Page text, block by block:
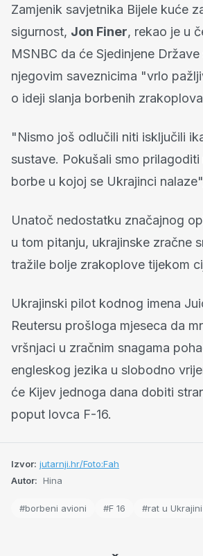
Zamjenik savjetnika Bijele kuće
sigurnost, Jon Finer, rekao je u
MSNBC da će Sjedinjene
njegovim saveznicima "vrlo
o ideji slanja borbenih
"Nismo još odlučili niti isključili
sustave. Pokušali smo
borbe u kojoj se Ukrajinci
Unatoč nedostatku značajnog
u tom pitanju, ukrajinske zračne
tražile bolje zrakoplove tijekom
Ukrajinski pilot kodnog imena
Reutersu prošloga mjeseca da
vršnjaci u zračnim snagama
engleskog jezika u slobodno
će Kijev jednoga dana dobiti
poput lovca F-16.
Izvor: jutarnji.hr/Foto:Fah
Autor: Hina
#borbeni avioni #F 16 #rat u Ukrajini